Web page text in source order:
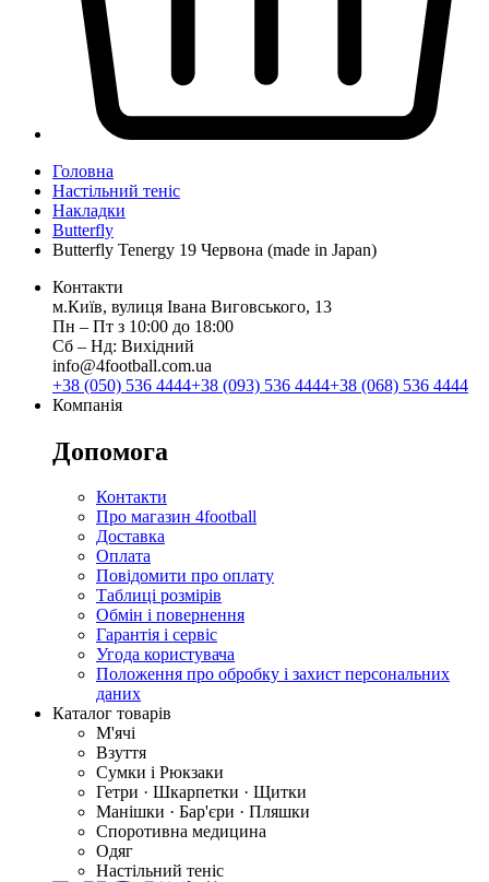
Головна
Настільний теніс
Накладки
Butterfly
Butterfly Tenergy 19 Червона (made in Japan)
Контакти
м.Київ, вулиця Івана Виговського, 13
Пн ‒ Пт з 10:00 до 18:00
Сб ‒ Нд: Вихідний
info@4football.com.ua
+38 (050) 536 4444+38 (093) 536 4444+38 (068) 536 4444
Компанія
Допомога
Контакти
Про магазин 4football
Доставка
Оплата
Повідомити про оплату
Таблиці розмірів
Обмін і повернення
Гарантія і сервіс
Угода користувача
Положення про обробку і захист персональних
даних
Каталог товарів
М'ячі
Взуття
Сумки і Рюкзаки
Гетри · Шкарпетки · Щитки
Манішки · Бар'єри · Пляшки
Споротивна медицина
Одяг
Настільний теніс